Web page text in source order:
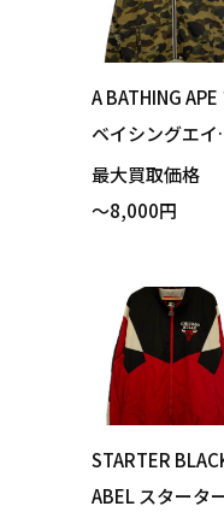
A BATHING APE
ベイシングエイ
ジャケット カー
カモフラージュ
最大買取価格
～8,000円
STARTER
ABEL スタータ